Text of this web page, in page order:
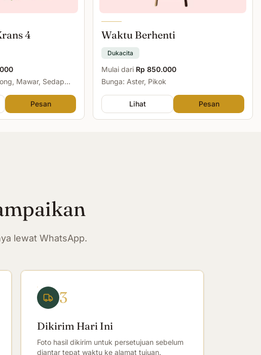
4
Mawar, Sedap
Pesan
Waktu Berhenti
Dukacita
Mulai dari Rp 850.000
Bunga: Aster, Pikok
Lihat Pesan
lewat WhatsApp.
3
Dikirim Hari Ini
Foto hasil dikirim untuk persetujuan sebelum
diantar tepat waktu ke alamat tujuan.